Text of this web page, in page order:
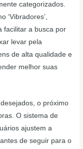
categorizados.
‘Vibradores’,
facilitar a busca por
levar pela
de alta qualidade e
melhor suas
o próximo
O sistema de
ajustem a
de seguir para o